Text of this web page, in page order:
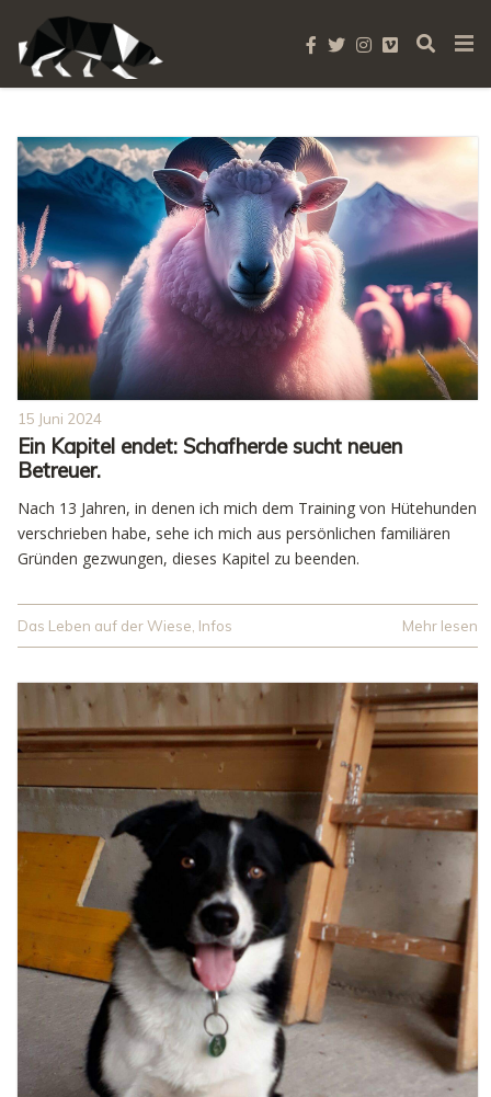
Hilfe
15 Juni 2024
Ein Kapitel endet: Schafherde sucht neuen
Betreuer.
Nach 13 Jahren, in denen ich mich dem Training von Hütehunden
verschrieben habe, sehe ich mich aus persönlichen familiären
Gründen gezwungen, dieses Kapitel zu beenden.
Das Leben auf der Wiese, Infos Mehr lesen